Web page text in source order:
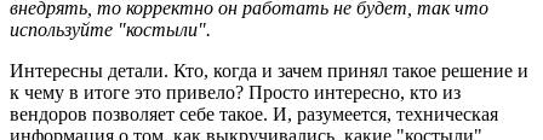
внедрять, то корректно он работать не будет, так что
используйте "костыли".
Интересны детали. Кто, когда и зачем принял такое решение и
к чему в итоге это привело? Просто интересно, кто из
вендоров позволяет себе такое. И, разумеется, техническая
информация о том, как выкручивались, какие "костыли"